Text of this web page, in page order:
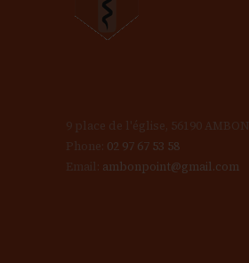
9 place de l'église, 56190 AMBON
Phone: 02 97 67 53 58
Email: ambonpoint@gmail.com